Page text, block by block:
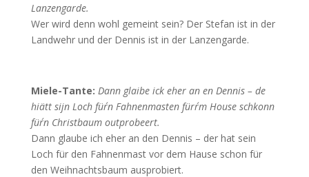
Lanzengarde.
Wer wird denn wohl gemeint sein? Der Stefan ist in der
Landwehr und der Dennis ist in der Lanzengarde.
Miele-Tante: Dann glaibe ick eher an en Dennis – de
hiätt sijn Loch für´n Fahnenmasten fürr´m House schkonn
für´n Christbaum outprobeert.
Dann glaube ich eher an den Dennis – der hat sein
Loch für den Fahnenmast vor dem Hause schon für
den Weihnachtsbaum ausprobiert.